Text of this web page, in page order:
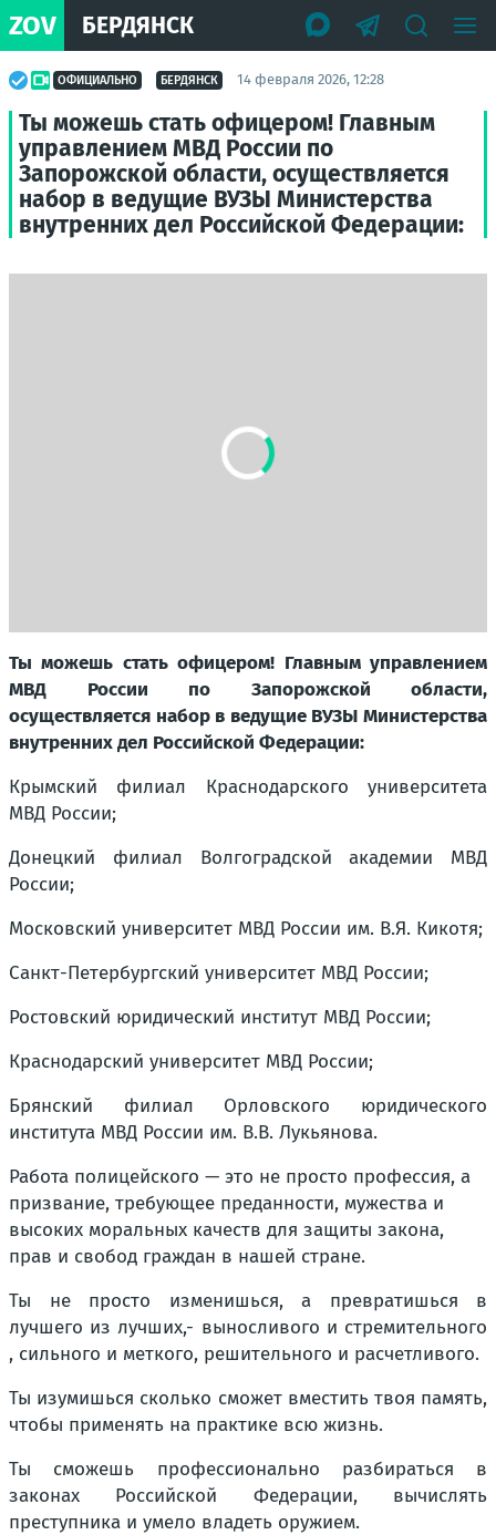
ZOV БЕРДЯНСК
ОФИЦИАЛЬНО БЕРДЯНСК 14 февраля 2026, 12:28
Ты можешь стать офицером! Главным
управлением МВД России по
Запорожской области, осуществляется
набор в ведущие ВУЗЫ Министерства
внутренних дел Российской Федерации:
Ты можешь стать офицером! Главным управлением
МВД России по Запорожской области,
осуществляется набор в ведущие ВУЗЫ Министерства
внутренних дел Российской Федерации:
Крымский филиал Краснодарского университета
МВД России;
Донецкий филиал Волгоградской академии МВД
России;
Московский университет МВД России им. В.Я. Кикотя;
Санкт-Петербургский университет МВД России;
Ростовский юридический институт МВД России;
Краснодарский университет МВД России;
Брянский филиал Орловского юридического
института МВД России им. В.В. Лукьянова.
Работа полицейского — это не просто профессия, а
призвание, требующее преданности, мужества и
высоких моральных качеств для защиты закона,
прав и свобод граждан в нашей стране.
Ты не просто изменишься, а превратишься в
лучшего из лучших,- выносливого и стремительного
, сильного и меткого, решительного и расчетливого.
Ты изумишься сколько сможет вместить твоя память,
чтобы применять на практике всю жизнь.
Ты сможешь профессионально разбираться в
законах Российской Федерации, вычислять
преступника и умело владеть оружием.